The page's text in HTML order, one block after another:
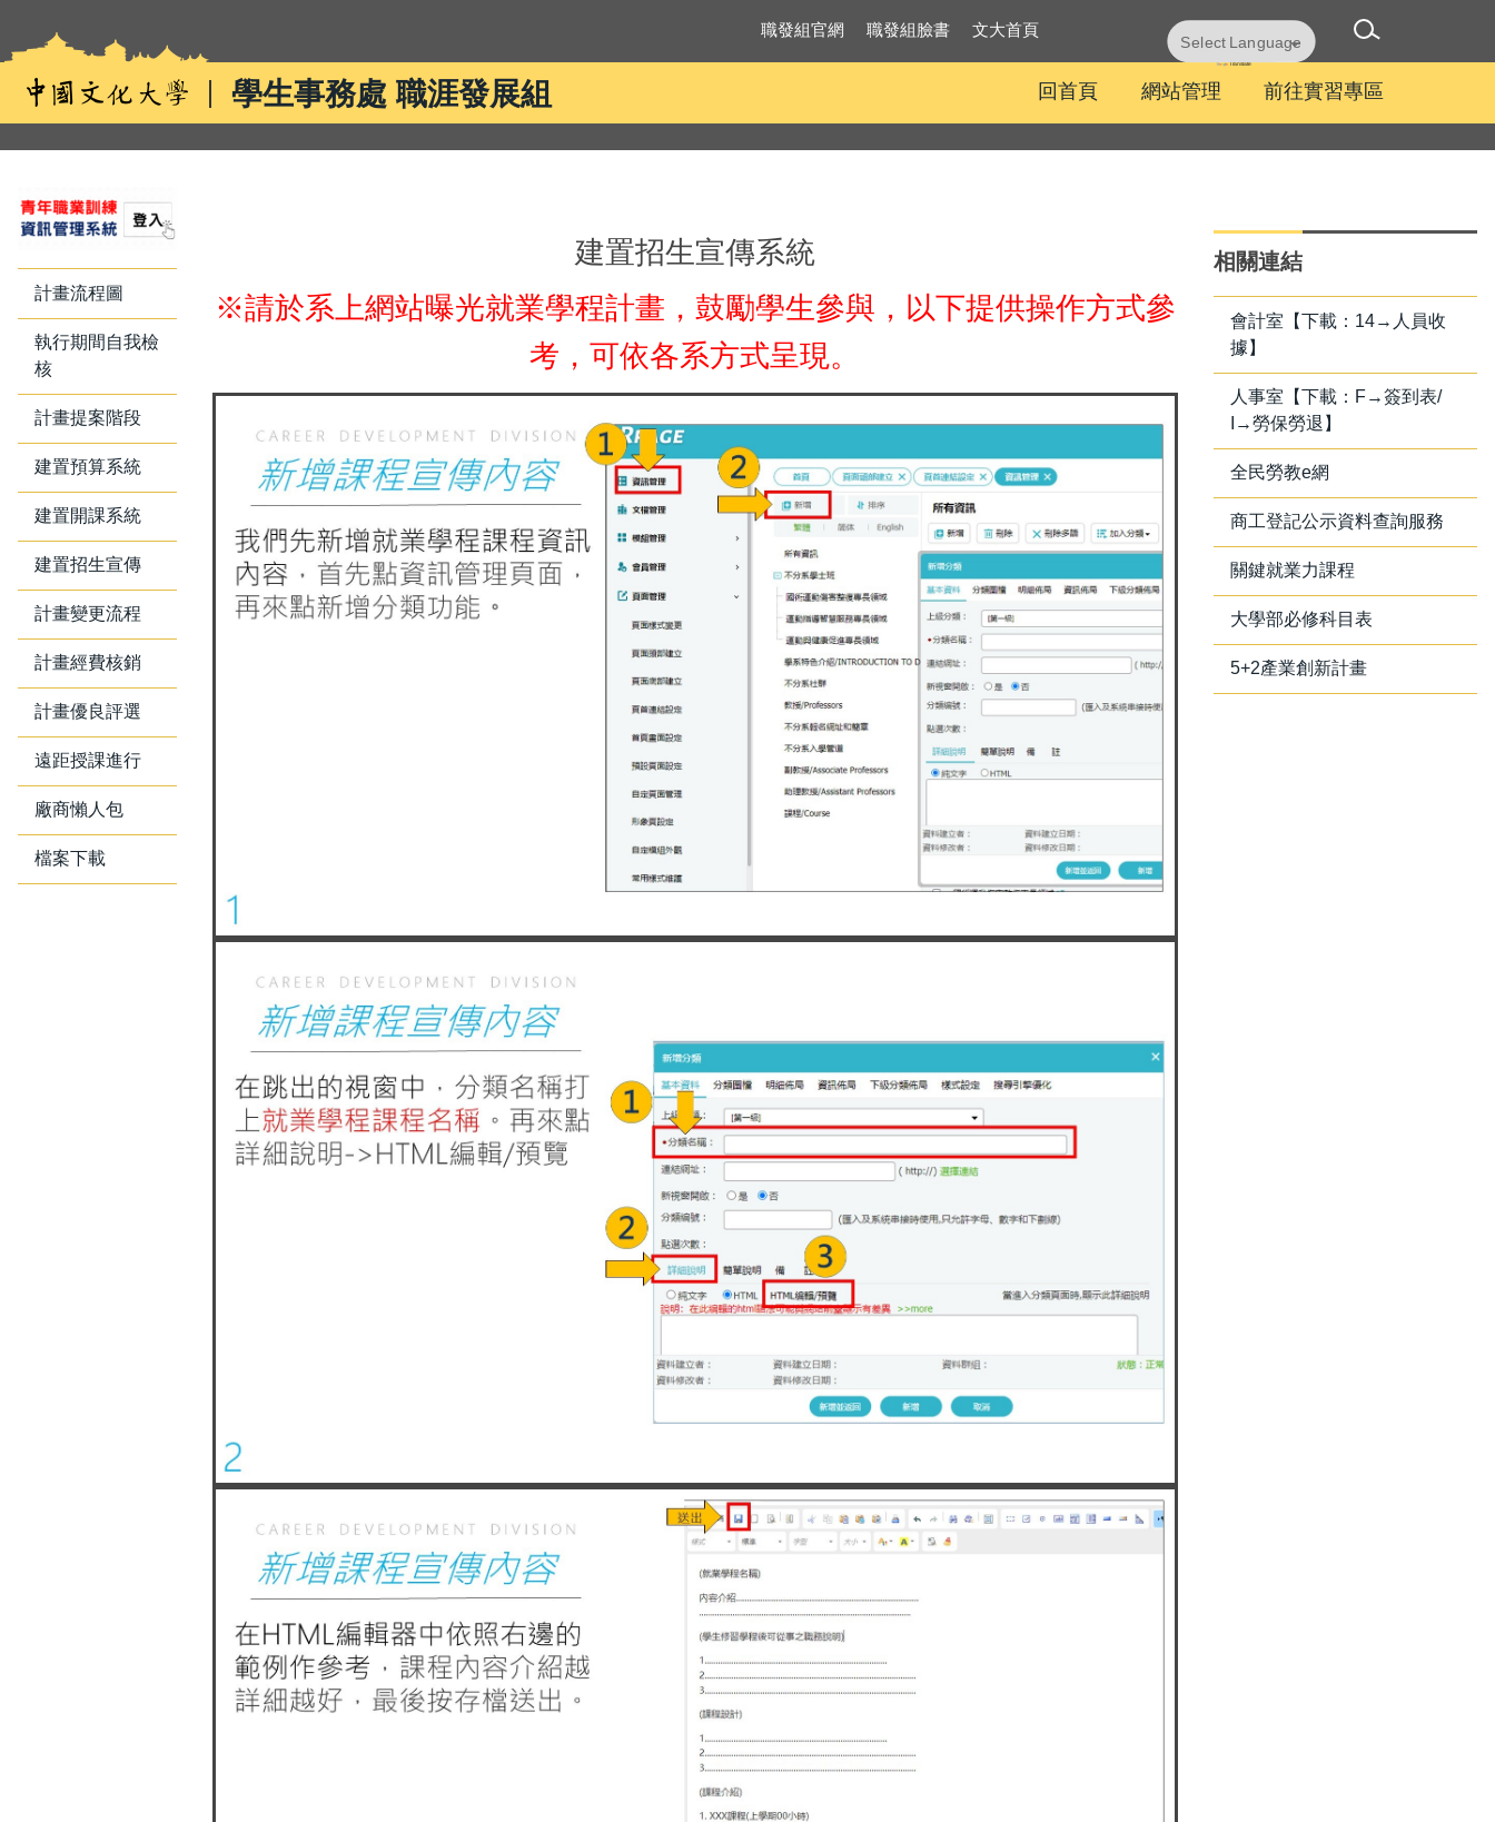
內
容
學生事務處 職涯發展組
Translate
職發組官網 職發組臉書 文大首頁
回首頁 網站管理 前往實習專區
計畫流程圖
執行期間自我檢
核
計畫提案階段
建置預算系統
建置開課系統
建置招生宣傳
計畫變更流程
計畫經費核銷
計畫優良評選
遠距授課進行
廠商懶人包
檔案下載
建置招生宣傳系統
※請於系上網站曝光就業學程計畫，鼓勵學生參與，以下提供操作方式參
考，可依各系方式呈現。
相關連結
會計室【下載：14→人員收
據】
人事室【下載：F→簽到表/
I→勞保勞退】
全民勞教e網
商工登記公示資料查詢服務
關鍵就業力課程
大學部必修科目表
5+2產業創新計畫